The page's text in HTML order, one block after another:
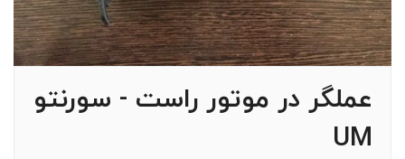
عملگر در موتور راست - سورنتو
UM